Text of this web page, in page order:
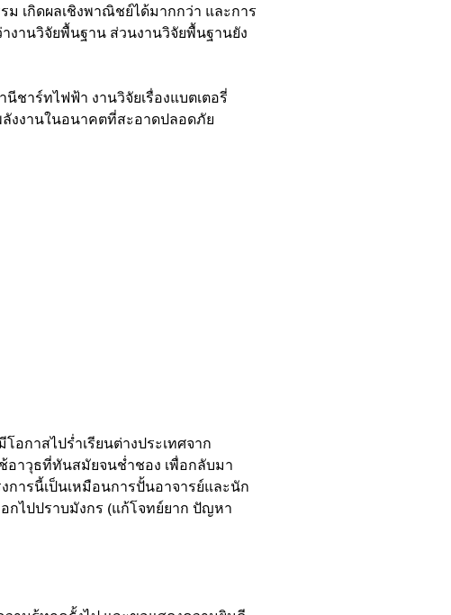
ม เกิดผลเชิงพาณิชย์ได้มากกว่า และการ
งานวิจัยพื้นฐาน ส่วนงานวิจัยพื้นฐานยัง
ชาร์ทไฟฟ้า งานวิจัยเรื่องแบตเตอรี่
ลังงานในอนาคตที่สะอาดปลอดภัย
อกาสไปร่ำเรียนต่างประเทศจาก
อาวุธที่ทันสมัยจนช่ำชอง เพื่อกลับมา
การนี้เป็นเหมือนการปั้นอาจารย์และนัก
กไปปราบมังกร (แก้โจทย์ยาก ปัญหา